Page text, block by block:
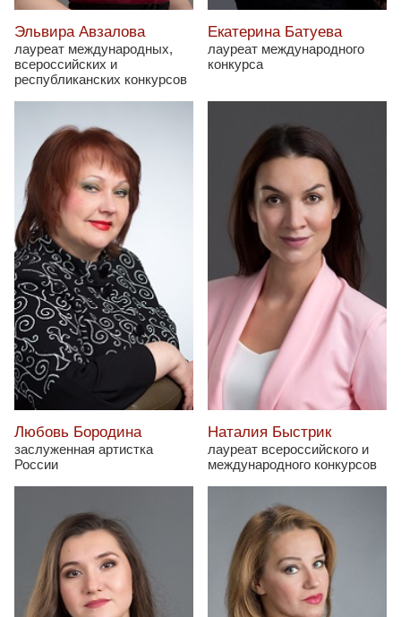
Эльвира Авзалова
лауреат международных,
всероссийских и
республиканских конкурсов
Екатерина Батуева
лауреат международного
конкурса
Любовь Бородина
заслуженная артистка
России
Наталия Быстрик
лауреат всероссийского и
международного конкурсов